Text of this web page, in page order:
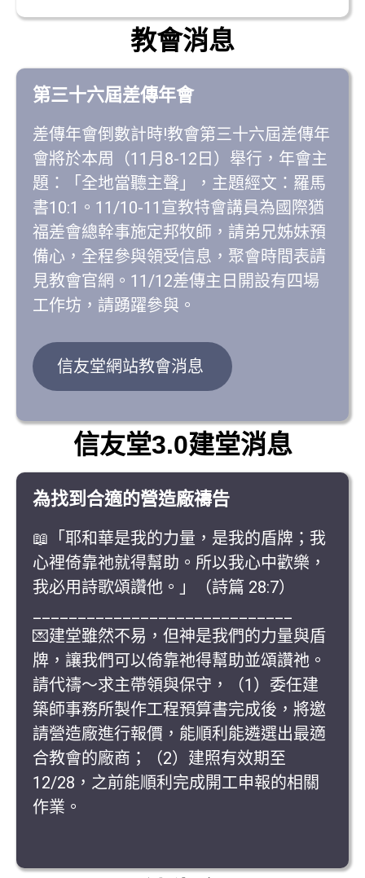
教會消息
第三十六屆差傳年會
差傳年會倒數計時!教會第三十六屆差傳年
會將於本周（11月8-12日）舉行，年會主
題：「全地當聽主聲」，主題經文：羅馬
書10:1。11/10-11宣教特會講員為國際猶
福差會總幹事施定邦牧師，請弟兄姊妹預
備心，全程參與領受信息，聚會時間表請
見教會官網。11/12差傳主日開設有四場
工作坊，請踴躍參與。
信友堂網站教會消息
信友堂3.0建堂消息
為找到合適的營造廠禱告
📖「耶和華是我的力量，是我的盾牌；我
心裡倚靠祂就得幫助。所以我心中歡樂，
我必用詩歌頌讚他。」（詩篇 28:7）
💌建堂雖然不易，但神是我們的力量與盾
牌，讓我們可以倚靠祂得幫助並頌讚祂。
請代禱～求主帶領與保守，（1）委任建
築師事務所製作工程預算書完成後，將邀
請營造廠進行報價，能順利能遴選出最適
合教會的廠商；（2）建照有效期至
12/28，之前能順利完成開工申報的相關
作業。